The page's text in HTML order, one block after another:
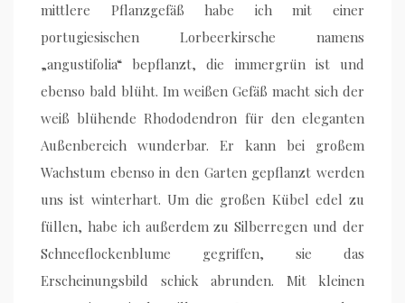
mittlere Pflanzgefäß habe ich mit einer
portugiesischen Lorbeerkirsche namens
„angustifolia“ bepflanzt, die immergrün ist und
ebenso bald blüht. Im weißen Gefäß macht sich der
weiß blühende Rhododendron für den eleganten
Außenbereich wunderbar. Er kann bei großem
Wachstum ebenso in den Garten gepflanzt werden
uns ist winterhart. Um die großen Kübel edel zu
füllen, habe ich außerdem zu Silberregen und der
Schneeflockenblume gegriffen, sie das
Erscheinungsbild schick abrunden. Mit kleinen